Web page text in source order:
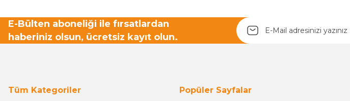
E-Bülten aboneliği ile fırsatlardan
haberiniz olsun, ücretsiz kayıt olun.
Tüm Kategoriler Popüler Sayfalar